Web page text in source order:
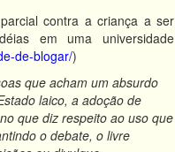
contra a criança a ser
em uma universidade
de-blogar/)
que acham um absurdo
laico, a adoção de
que diz respeito ao uso que
o debate, o livre